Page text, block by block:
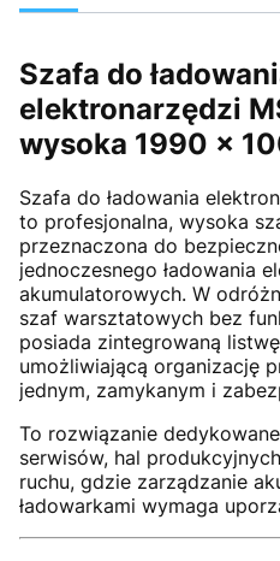
Szafa do
elektronarzędzi
wysoka 1990 ×
Szafa do ładowania
to profesjonalna, wysoka
przeznaczona do
jednoczesnego ładowania
akumulatorowych. W
szaf warsztatowych bez
posiada zintegrowaną
umożliwiającą organizację
jednym, zamykanym i
To rozwiązanie
serwisów, hal
ruchu, gdzie zarządzanie
ładowarkami wymaga